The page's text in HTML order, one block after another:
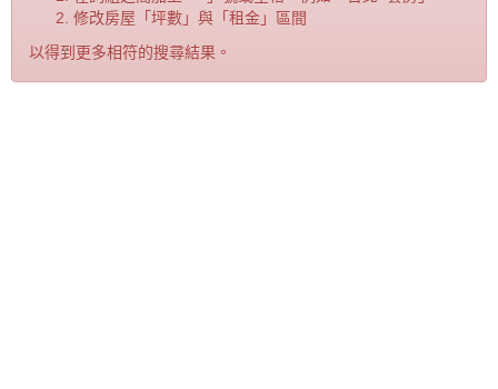
修改房屋「坪數」與「租金」區間
以得到更多相符的搜尋結果。